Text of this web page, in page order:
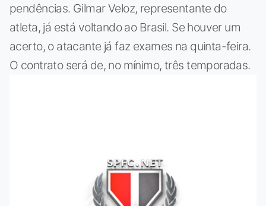
pendências. Gilmar Veloz, representante do
atleta, já está voltando ao Brasil. Se houver um
acerto, o atacante já faz exames na quinta-feira.
O contrato será de, no mínimo, três temporadas.